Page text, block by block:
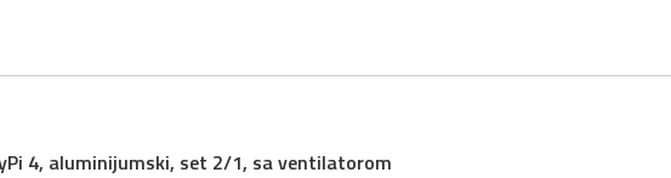
4, aluminijumski, set 2/1, sa ventilatorom